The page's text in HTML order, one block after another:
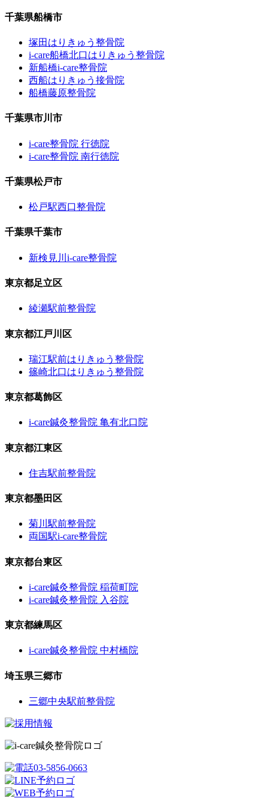
千葉県船橋市
塚田はりきゅう整骨院
i-care船橋北口はりきゅう整骨院
新船橋i-care整骨院
西船はりきゅう接骨院
船橋藤原整骨院
千葉県市川市
i-care整骨院 行徳院
i-care整骨院 南行徳院
千葉県松戸市
松戸駅西口整骨院
千葉県千葉市
新検見川i-care整骨院
東京都足立区
綾瀬駅前整骨院
東京都江戸川区
瑞江駅前はりきゅう整骨院
篠崎北口はりきゅう整骨院
東京都葛飾区
i-care鍼灸整骨院 亀有北口院
東京都江東区
住吉駅前整骨院
東京都墨田区
菊川駅前整骨院
両国駅i-care整骨院
東京都台東区
i-care鍼灸整骨院 稲荷町院
i-care鍼灸整骨院 入谷院
東京都練馬区
i-care鍼灸整骨院 中村橋院
埼玉県三郷市
三郷中央駅前整骨院